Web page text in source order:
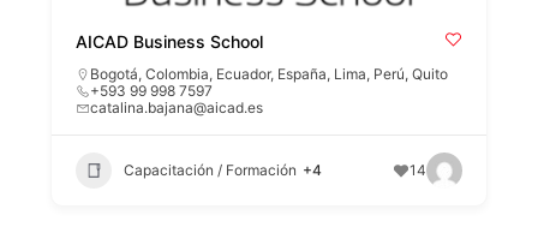
AICAD Business School
Bogotá,Colombia, Ecuador, España, Lima, Perú,Quito
+593 99 998 7597
catalina.bajana@aicad.es
Capacitación / Formación +4 14